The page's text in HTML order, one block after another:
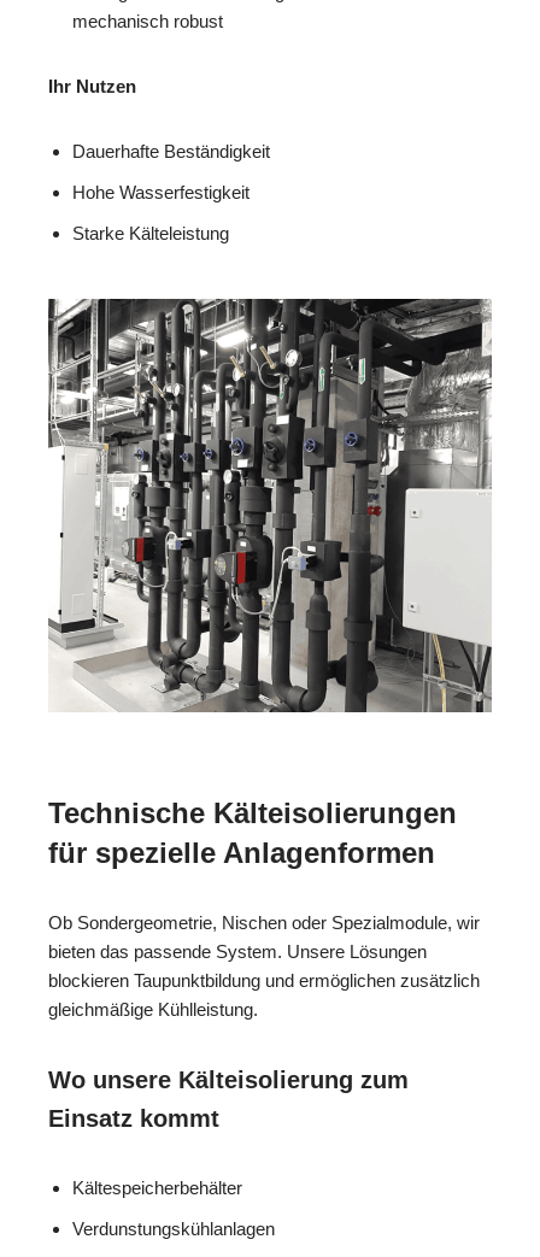
mechanisch robust
Ihr Nutzen
Dauerhafte Beständigkeit
Hohe Wasserfestigkeit
Starke Kälteleistung
Technische Kälteisolierungen
für spezielle Anlagenformen
Ob Sondergeometrie, Nischen oder Spezialmodule, wir
bieten das passende System. Unsere Lösungen
blockieren Taupunktbildung und ermöglichen zusätzlich
gleichmäßige Kühlleistung.
Wo unsere Kälteisolierung zum
Einsatz kommt
Kältespeicherbehälter
Verdunstungskühlanlagen